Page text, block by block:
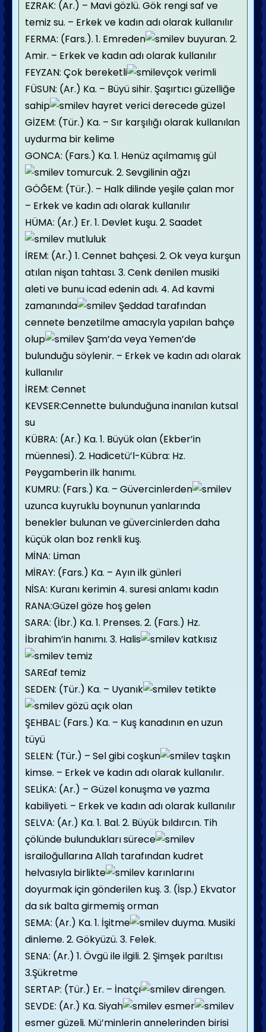
EZRAK: (Ar.) – Mavi gözlü. Gök rengi saf ve
temiz su. – Erkek ve kadın adı olarak kullanılır
FERMA: (Fars.). 1. Emreden
buyuran. 2.
Amir. – Erkek ve kadın adı olarak kullanılır
FEYZAN: Çok bereketli
çok verimli
FÜSUN: (Ar.) Ka. – Büyü sihir. Şaşırtıcı güzelliğe
sahip
hayret verici derecede güzel
GİZEM: (Tür.) Ka. – Sır karşılığı olarak kullanılan
uydurma bir kelime
GONCA: (Fars.) Ka. 1. Henüz açılmamış gül
tomurcuk. 2. Sevgilinin ağzı
GÖĞEM: (Tür.). – Halk dilinde yeşile çalan mor
– Erkek ve kadın adı olarak kullanılır
HÜMA: (Ar.) Er. 1. Devlet kuşu. 2. Saadet
mutluluk
İREM: (Ar.) 1. Cennet bahçesi. 2. Ok veya kurşun
atılan nişan tahtası. 3. Cenk denilen musiki
aleti ve bunu icad edenin adı. 4. Ad kavmi
zamanında
Şeddad tarafından
cennete benzetilme amacıyla yapılan bahçe
olup
Şam’da veya Yemen’de
bulunduğu söylenir. – Erkek ve kadın adı olarak
kullanılır
İREM: Cennet
KEVSER:Cennette bulunduğuna inanılan kutsal
su
KÜBRA: (Ar.) Ka. 1. Büyük olan (Ekber’in
müennesi). 2. Hadicetü’l-Kübra: Hz.
Peygamberin ilk hanımı.
KUMRU: (Fars.) Ka. – Güvercinlerden
uzunca kuyruklu boynunun yanlarında
benekler bulunan ve güvercinlerden daha
küçük olan boz renkli kuş.
MİNA: Liman
MİRAY: (Fars.) Ka. – Ayın ilk günleri
NİSA: Kuranı kerimin 4. suresi anlamı kadın
RANA:Güzel göze hoş gelen
SARA: (İbr.) Ka. 1. Prenses. 2. (Fars.) Hz.
İbrahim’in hanımı. 3. Halis
katkısız
temiz
SAREaf temiz
SEDEN: (Tür.) Ka. – Uyanık
tetikte
gözü açık olan
ŞEHBAL: (Fars.) Ka. – Kuş kanadının en uzun
tüyü
SELEN: (Tür.) – Sel gibi coşkun
taşkın
kimse. – Erkek ve kadın adı olarak kullanılır.
SELİKA: (Ar.) – Güzel konuşma ve yazma
kabiliyeti. – Erkek ve kadın adı olarak kullanılır
SELVA: (Ar.) Ka. 1. Bal. 2. Büyük bıldırcın. Tih
çölünde bulundukları sürece
israiloğullarına Allah tarafından kudret
helvasıyla birlikte
karınlarını
doyurmak için gönderilen kuş. 3. (İsp.) Ekvator
da sık balta girmemiş orman
SEMA: (Ar.) Ka. 1. İşitme
duyma. Musiki
dinleme. 2. Gökyüzü. 3. Felek.
SENA: (Ar.) 1. Övgü ile ilgili. 2. Şimşek parıltısı
3.Şükretme
SERTAP: (Tür.) Er. – İnatçı
direngen.
SEVDE: (Ar.) Ka. Siyah
esmer
esmer güzeli. Mü’minlerin annelerinden birisi